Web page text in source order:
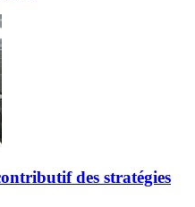
des stratégies